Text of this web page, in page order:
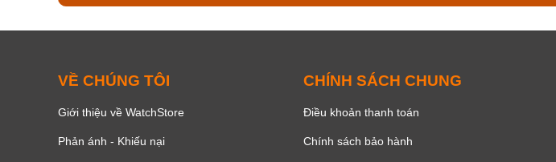
VỀ CHÚNG TÔI
Giới thiệu về WatchStore
Phản ánh - Khiếu nại
CHÍNH SÁCH CHUNG
Điều khoản thanh toán
Chính sách bảo hành